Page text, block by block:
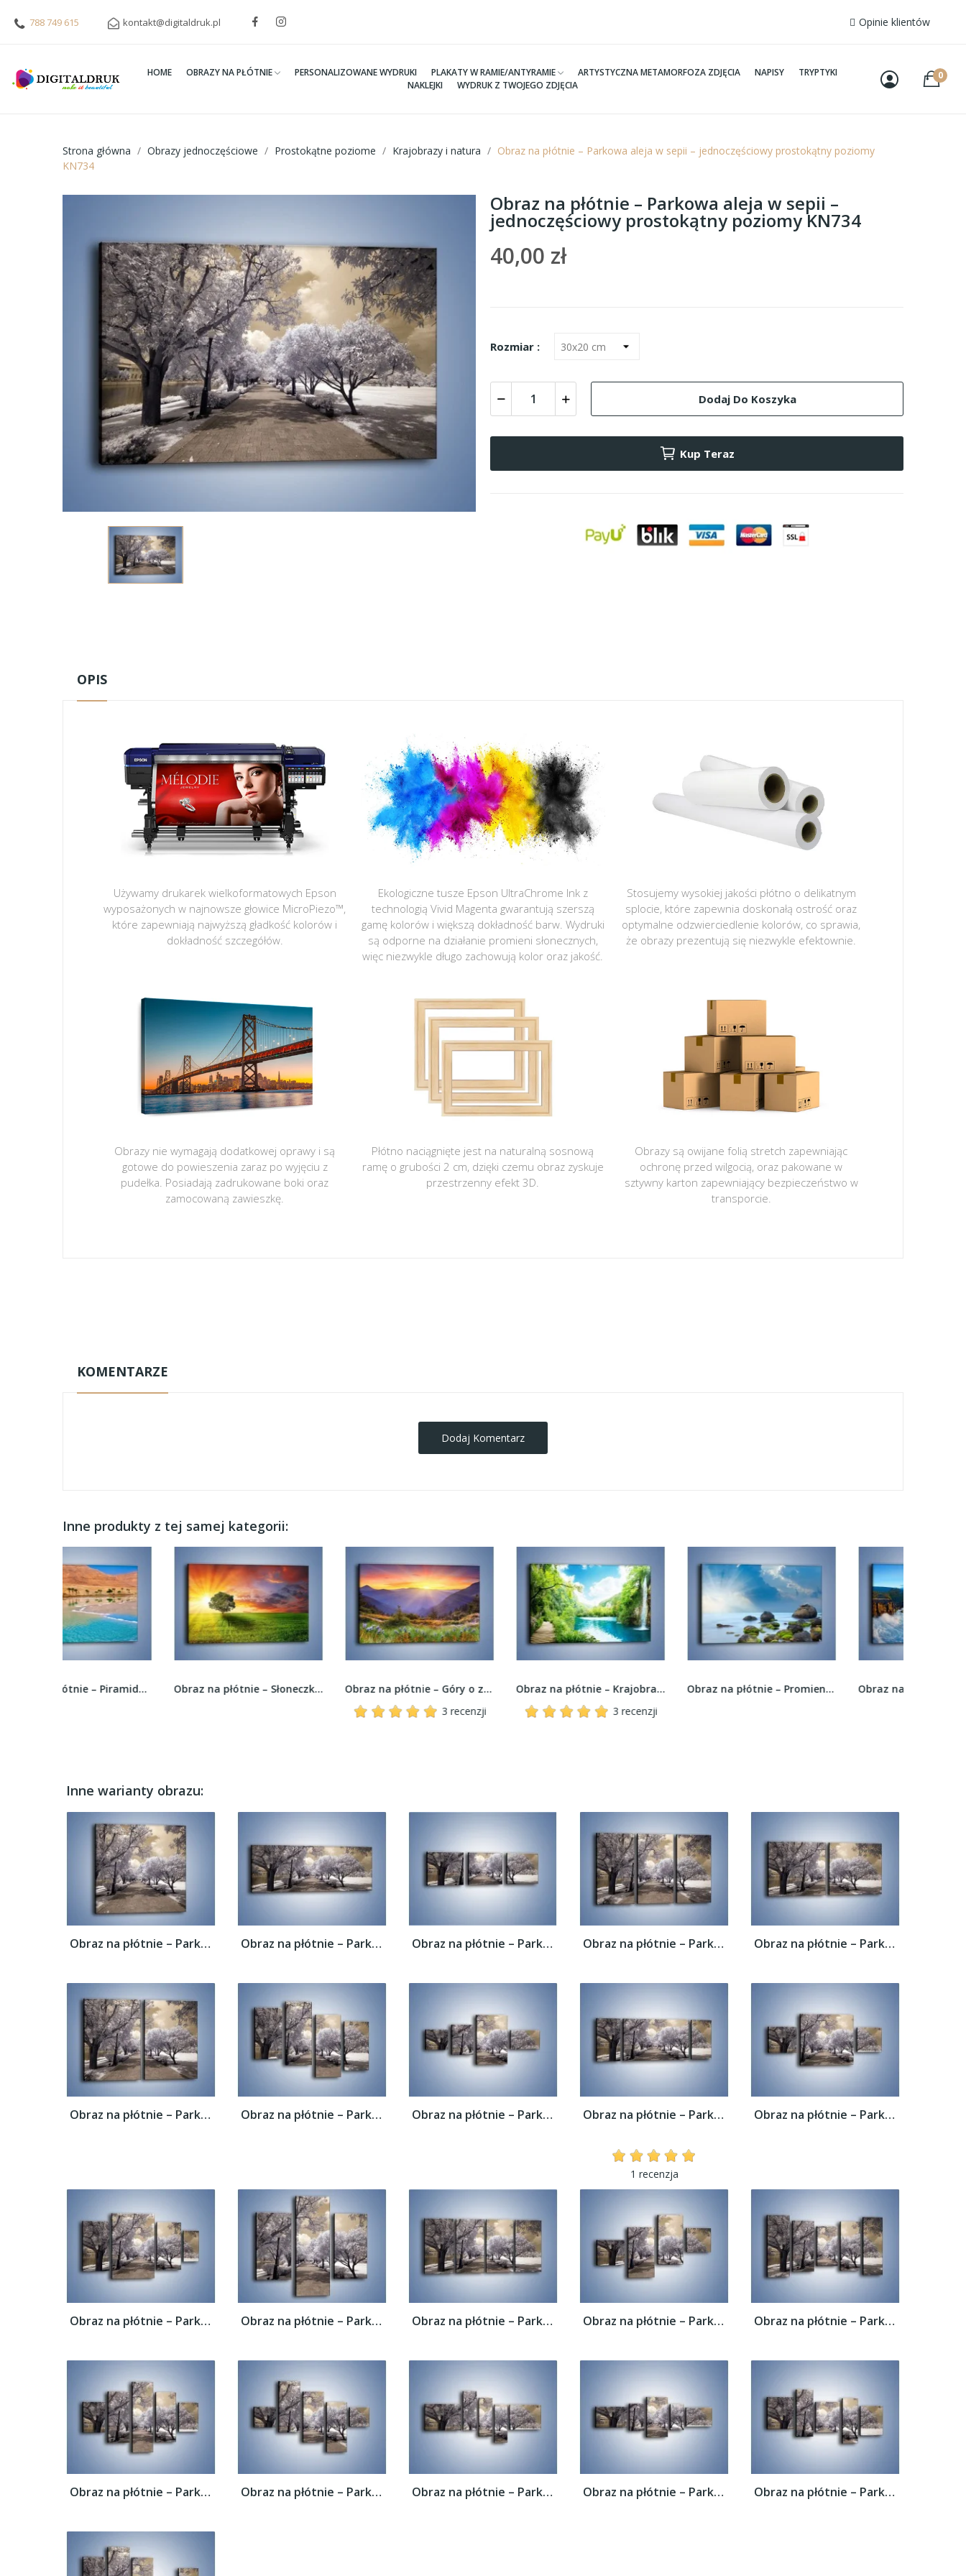
788 749 615 kontakt@digitaldruk.pl Opinie klientów
HOME OBRAZY NA PŁÓTNIE PERSONALIZOWANE WYDRUKI PLAKATY W RAMIE/ANTYRAMIE ARTYSTYCZNA METAMORFOZA ZDJĘCIA NAPISY
TRYPTYKI
NAKLEJKI
WYDRUK Z TWOJEGO ZDJĘCIA
0
Strona główna Obrazy jednoczęściowe Prostokątne poziome Krajobrazy i natura
Obraz na płótnie – Parkowa aleja w sepii – jednoczęściowy prostokątny poziomy
KN734
Obraz na płótnie – Parkowa aleja w sepii –
jednoczęściowy prostokątny poziomy KN734
40,00 zł
Rozmiar :
Dodaj Do Koszyka
Kup Teraz
OPIS
Używamy drukarek wielkoformatowych Epson
wyposażonych w najnowsze głowice MicroPiezo™,
które zapewniają najwyższą gładkość kolorów i
dokładność szczegółów.
Ekologiczne tusze Epson UltraChrome Ink z
technologią Vivid Magenta gwarantują szerszą
gamę kolorów i większą dokładność barw. Wydruki
są odporne na działanie promieni słonecznych,
więc niezwykle długo zachowują kolor oraz jakość.
Stosujemy wysokiej jakości płótno o delikatnym
splocie, które zapewnia doskonałą ostrość oraz
optymalne odzwierciedlenie kolorów, co sprawia,
że obrazy prezentują się niezwykle efektownie.
Obrazy nie wymagają dodatkowej oprawy i są
gotowe do powieszenia zaraz po wyjęciu z
pudełka. Posiadają zadrukowane boki oraz
zamocowaną zawieszkę.
Płótno naciągnięte jest na naturalną sosnową
ramę o grubości 2 cm, dzięki czemu obraz zyskuje
przestrzenny efekt 3D.
Obrazy są owijane folią stretch zapewniając
ochronę przed wilgocią, oraz pakowane w
sztywny karton zapewniający bezpieczeństwo w
transporcie.
KOMENTARZE
Dodaj Komentarz
Inne produkty z tej samej kategorii:
Obraz na płótnie – Słoneczko ukryte za...
Obraz na płótnie – Góry o zachodzie słońca –...
3 recenzji
Obraz na płótnie – Krajobraz jak malowany –...
3 recenzji
Obraz na płótnie – Promienie świetlne nad wodą... Obraz na płótnie – Ściany mocno podmyte –...
Inne warianty obrazu:
Obraz na płótnie – Parkowa aleja w sepii –... Obraz na płótnie – Parkowa aleja w sepii –... Obraz na płótnie – Parkowa aleja w sepii –... Obraz na płótnie – Parkowa aleja w sepii –... Obraz na płótnie – Parkowa aleja w sepii –...
Obraz na płótnie – Parkowa aleja w sepii –... Obraz na płótnie – Parkowa aleja w sepii –... Obraz na płótnie – Parkowa aleja w sepii –... Obraz na płótnie – Parkowa aleja w sepii –...
1 recenzja
Obraz na płótnie – Parkowa aleja w sepii –...
Obraz na płótnie – Parkowa aleja w sepii –... Obraz na płótnie – Parkowa aleja w sepii –... Obraz na płótnie – Parkowa aleja w sepii –... Obraz na płótnie – Parkowa aleja w sepii –... Obraz na płótnie – Parkowa aleja w sepii –...
Obraz na płótnie – Parkowa aleja w sepii –... Obraz na płótnie – Parkowa aleja w sepii –... Obraz na płótnie – Parkowa aleja w sepii –... Obraz na płótnie – Parkowa aleja w sepii –... Obraz na płótnie – Parkowa aleja w sepii –...